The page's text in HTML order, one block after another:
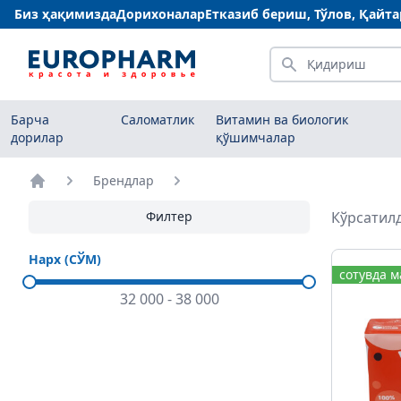
Биз ҳақимиздаДорихоналарЕтказиб бериш, Тўлов,
Қидириш
Барча
дорилар
Саломатлик
Витамин ва биологик
қўшимчалар
Брендлар
Филтер
Нарх (СЎМ)
32 000-38 000
сотувда